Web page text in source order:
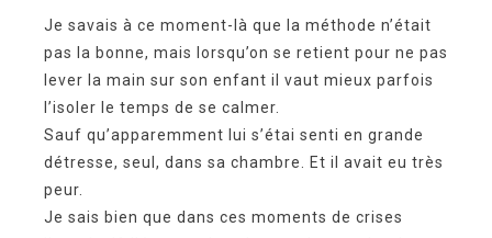
Je savais à ce moment-là que la méthode n’était
pas la bonne, mais lorsqu’on se retient pour ne pas
lever la main sur son enfant il vaut mieux parfois
l’isoler le temps de se calmer.
Sauf qu’apparemment lui s’étai senti en grande
détresse, seul, dans sa chambre. Et il avait eu très
peur.
Je sais bien que dans ces moments de crises